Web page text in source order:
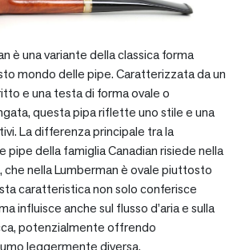
è una variante della classica forma
mondo delle pipe. Caratterizzata da un
e una testa di forma ovale o
questa pipa riflette uno stile e una
La differenza principale tra la
pipe della famiglia Canadian risiede nella
che nella Lumberman è ovale piuttosto
caratteristica non solo conferisce
influisce anche sul flusso d’aria e sulla
potenzialmente offrendo
leggermente diversa.